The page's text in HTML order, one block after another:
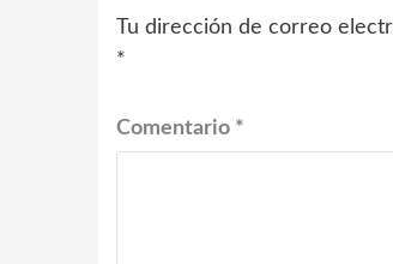
Tu dirección de correo
*
Comentario *